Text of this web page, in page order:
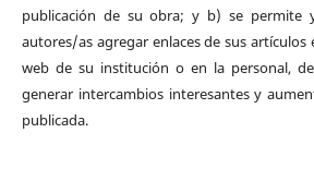
publicación de su obra; y b) se permite
autores/as agregar enlaces de sus artículos
web de su institución o en la personal,
generar intercambios interesantes y
publicada.